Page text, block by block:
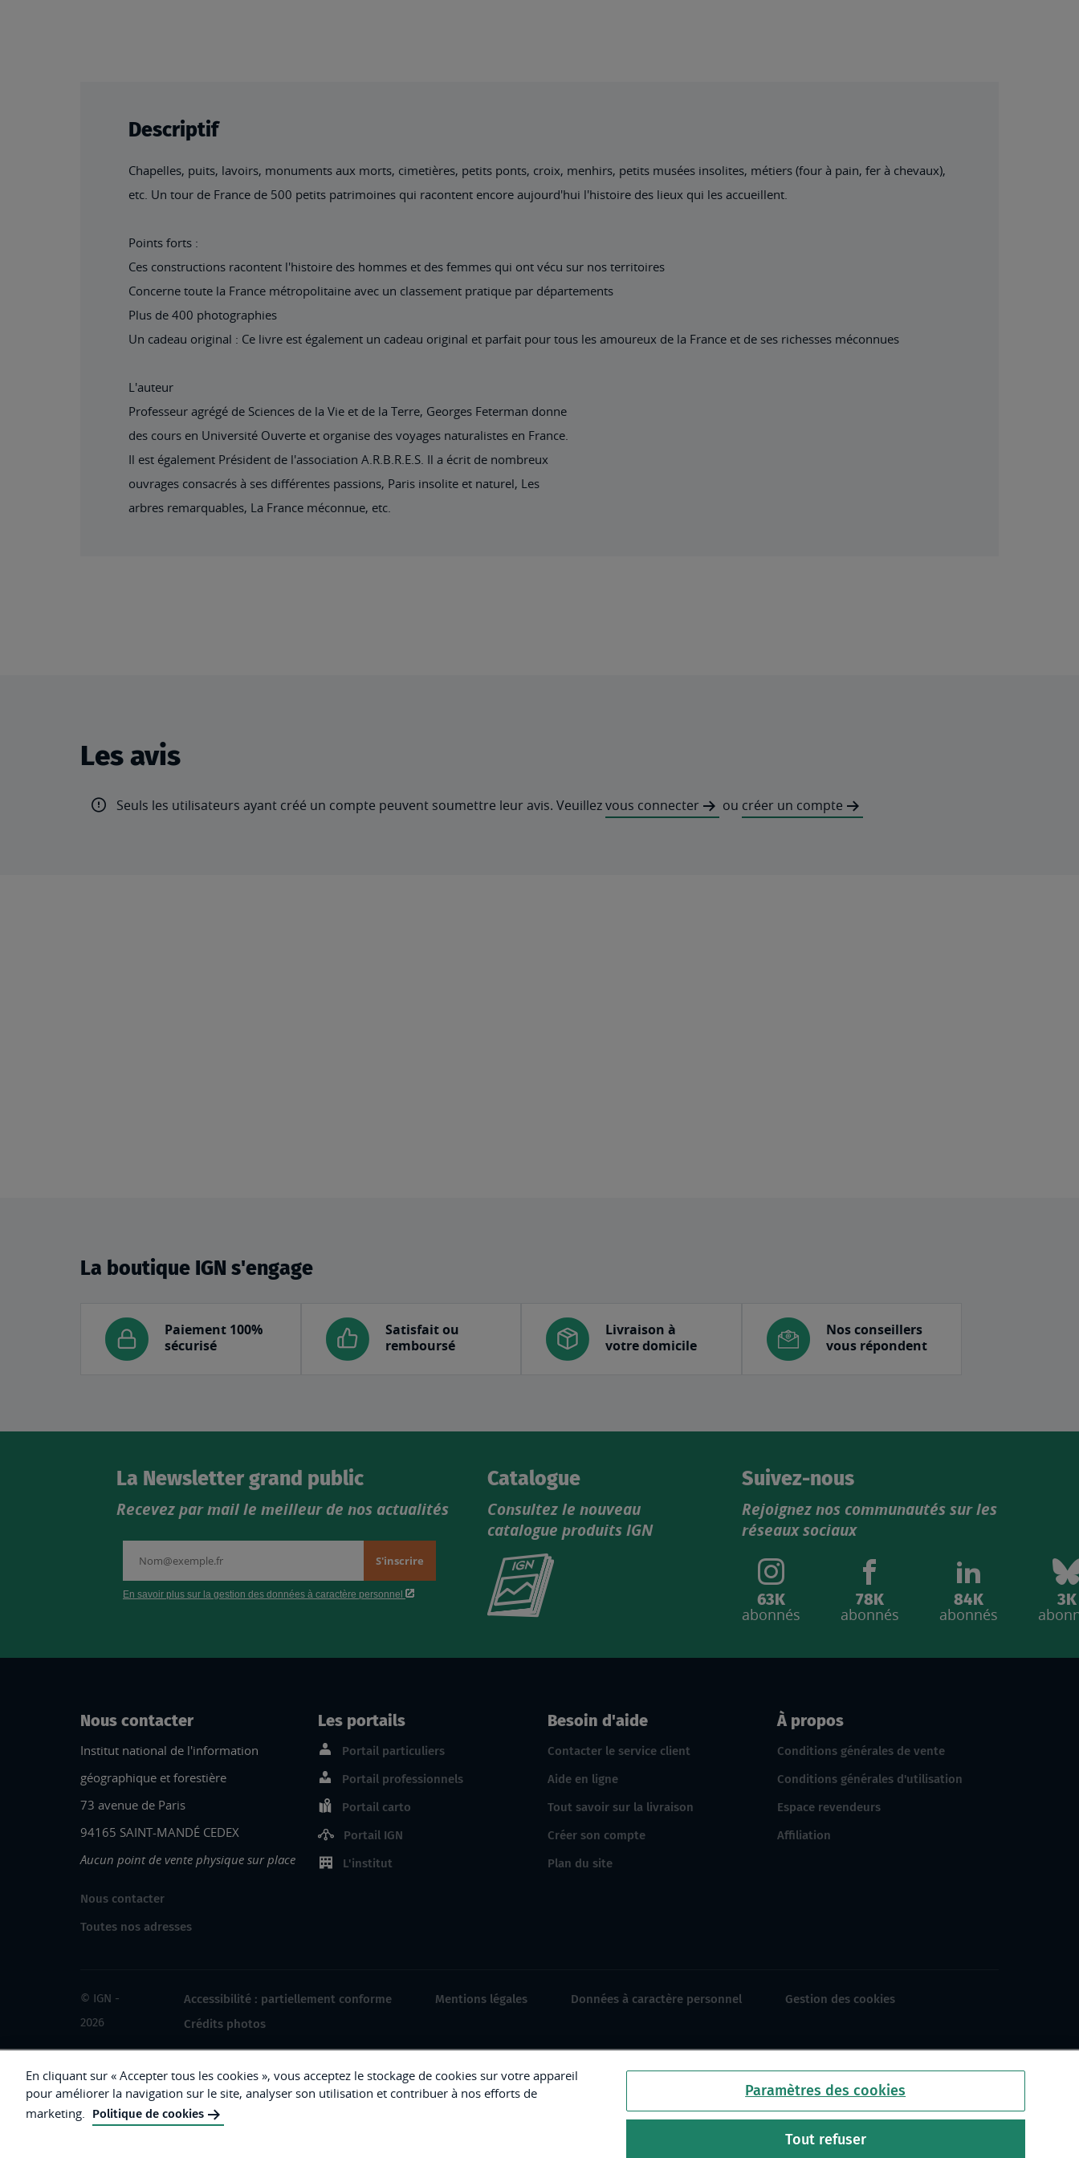
Descriptif
Chapelles, puits, lavoirs, monuments aux morts, cimetières, petits ponts, croix, menhirs, petits musées insolites, métiers (four à pain, fer à chevaux),
etc. Un tour de France de 500 petits patrimoines qui racontent encore aujourd'hui l'histoire des lieux qui les accueillent.
Points forts :
Ces constructions racontent l'histoire des hommes et des femmes qui ont vécu sur nos territoires
Concerne toute la France métropolitaine avec un classement pratique par départements
Plus de 400 photographies
Un cadeau original : Ce livre est également un cadeau original et parfait pour tous les amoureux de la France et de ses richesses méconnues
L'auteur
Professeur agrégé de Sciences de la Vie et de la Terre, Georges Feterman donne
des cours en Université Ouverte et organise des voyages naturalistes en France.
Il est également Président de l'association A.R.B.R.E.S. Il a écrit de nombreux
ouvrages consacrés à ses différentes passions, Paris insolite et naturel, Les
arbres remarquables, La France méconnue, etc.
Les avis
Seuls les utilisateurs ayant créé un compte peuvent soumettre leur avis. Veuillezvous connecter ou créer un compte
La boutique IGN s'engage
Paiement 100%
sécurisé
Satisfait ou
remboursé
Livraison à
votre domicile
Nos conseillers
vous répondent
La Newsletter grand public
Recevez par mail le meilleur de nos actualités
Catalogue
Consultez le nouveau
catalogue produits IGN
Consultez
produits
Suivez-nous
Rejoignez nos communautés sur les
réseaux sociaux
63K
abonnés
78K
abonnés
84K
abonnés
3K
Nous contacter
Institut national de l'information
géographique et forestière
73 avenue de Paris
94165 SAINT-MANDÉ CEDEX
Aucun point de vente physique sur place
Nous contacter
Toutes nos adresses
Les portails
Portail particuliers
Portail professionnels
Portail carto
Portail IGN
L'institut
Besoin d'aide
Contacter le service client
Aide en ligne
Tout savoir sur la livraison
Créer son compte
Plan du site
À propos
Conditions générales de vente
Conditions générales d'utilisation
Espace revendeurs
Affiliation
© IGN -
2026
Accessibilité : partiellement conforme Mentions légales Données à caractère personnel
Gestion des cookies
Crédits photos
République
Française.
En cliquant sur « Accepter tous les cookies », vous acceptez le stockage de cookies sur votre appareil
pour améliorer la navigation sur le site, analyser son utilisation et contribuer à nos efforts de
marketing.
Politique de cookies
Paramètres des cookies
Tout refuser